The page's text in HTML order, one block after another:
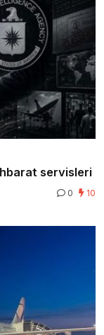
servisleri
0 10